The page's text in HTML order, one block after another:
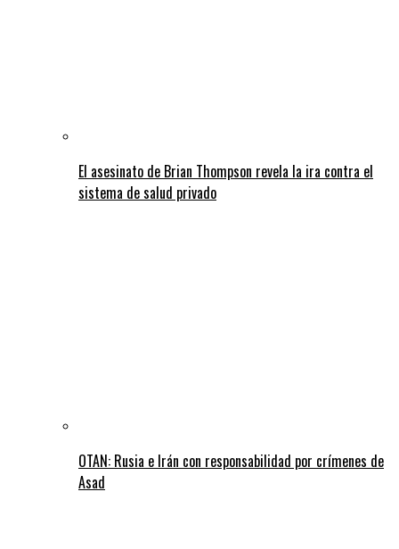
El asesinato de Brian Thompson revela la ira contra el
sistema de salud privado
OTAN: Rusia e Irán con responsabilidad por crímenes de
Asad